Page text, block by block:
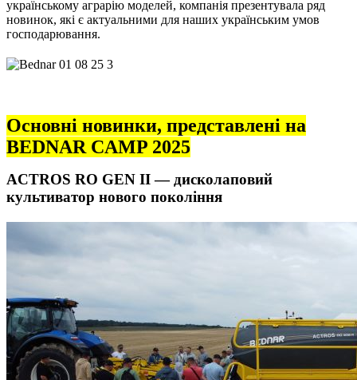
українському аграрію моделей, компанія презентувала ряд
новинок, які є актуальними для наших українським умов
господарювання.
Основні новинки, представлені на
BEDNAR CAMP 2025
ACTROS RO GEN II — дисколаповий
культиватор нового покоління